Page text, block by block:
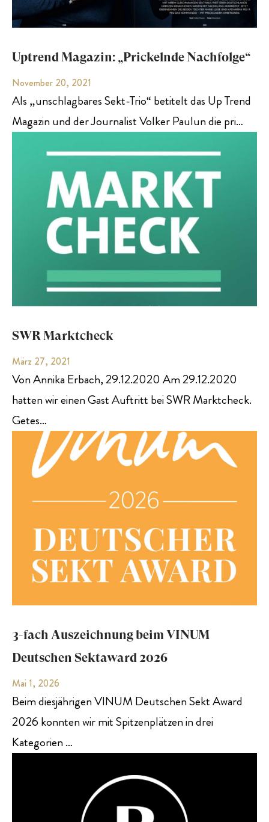
Uptrend Magazin: „Prickelnde Nachfolge“
November 20, 2021
Als „unschlagbares Sekt-Trio“ betitelt das Up Trend
Magazin und der Journalist Volker Paulun die pri…
SWR Marktcheck
März 27, 2021
Von Annika Erbach, 29.12.2020 Am 29.12.2020
hatten wir einen Gast Auftritt bei SWR Marktcheck.
Getes…
3-fach Auszeichnung beim VINUM
Deutschen Sektaward 2026
Mai 1, 2026
Beim diesjährigen VINUM Deutschen Sekt Award
2026 konnten wir mit Spitzenplätzen in drei
Kategorien …